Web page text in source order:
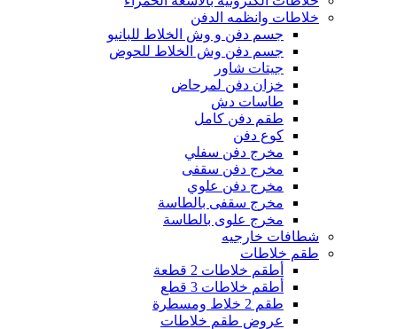
خلاطات وانظمه الدفن
جسم دفن و وش الخلاط للبانيو
جسم دفن وش الخلاط للحوض
جيتات شاور
خزان دفن لمرحاض
طاسات دش
طقم دفن كامل
كوع دفن
مخرج دفن سفلي
مخرج دفن سقفى
مخرج دفن علوي
مخرج سقفى بالطاسة
مخرج علوى بالطاسة
شطافات خارجيه
طقم خلاطات
أطقم خلاطات 2 قطعة
أطقم خلاطات 3 قطع
طقم 2 خلاط ومسطرة
عروض طقم خلاطات